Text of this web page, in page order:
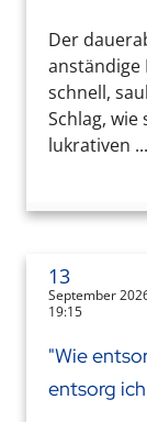
Der
anständige
schnell,
Schlag, wie
lukrativen ...
13
September
19:15
"Wie
entsorg